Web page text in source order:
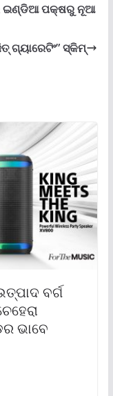
ଇଣ୍ଡିଆ ପକ୍ଷରୁ ନୂଆ
ଗ୍ୟାରେଟିଂ” ସ୍କିମ୍‌
ବର୍ଗ
ଭାବେ